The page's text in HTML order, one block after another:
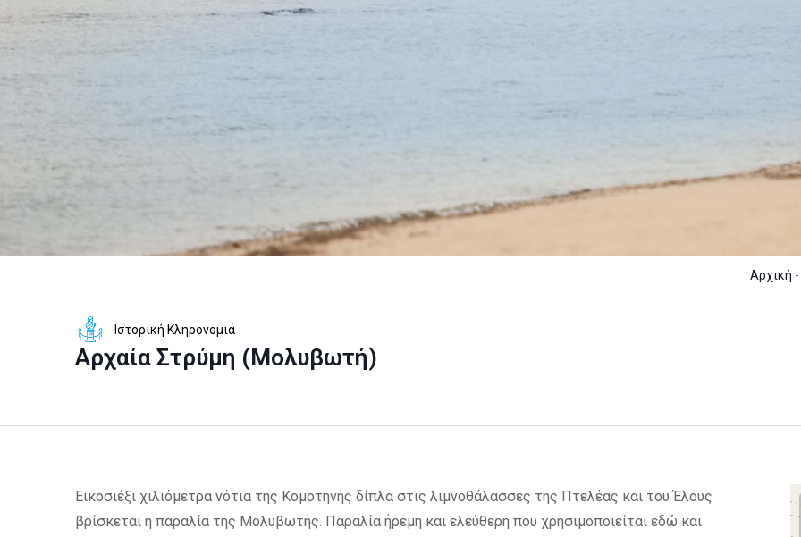
Αρχική
Ιστορική Κληρονομιά
Αρχαία Στρύμη (Μολυβωτή)
Εικοσιέξι χιλιόμετρα νότια της Κομοτηνής δίπλα στις λιμνοθάλασσες της Πτελέας και του Έλους
βρίσκεται η παραλία της Μολυβωτής. Παραλία ήρεμη και ελεύθερη που χρησιμοποιείται εδώ και